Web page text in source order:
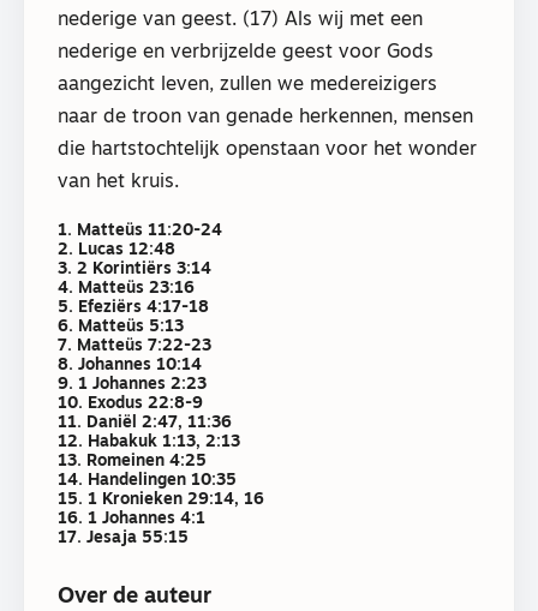
nederige van geest. (17) Als wij met een
nederige en verbrijzelde geest voor Gods
aangezicht leven, zullen we medereizigers
naar de troon van genade herkennen, mensen
die hartstochtelijk openstaan voor het wonder
van het kruis.
1. Matteüs 11:20-24
2. Lucas 12:48
3. 2 Korintiërs 3:14
4. Matteüs 23:16
5. Efeziërs 4:17-18
6. Matteüs 5:13
7. Matteüs 7:22-23
8. Johannes 10:14
9. 1 Johannes 2:23
10. Exodus 22:8-9
11. Daniël 2:47, 11:36
12. Habakuk 1:13, 2:13
13. Romeinen 4:25
14. Handelingen 10:35
15. 1 Kronieken 29:14, 16
16. 1 Johannes 4:1
17. Jesaja 55:15
Over de auteur